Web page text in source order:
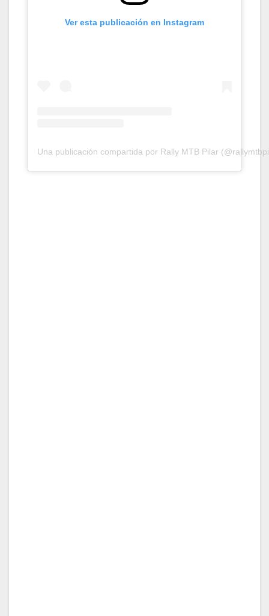
Ver esta publicación en Instagram
Una publicación compartida por Rally MTB Pilar